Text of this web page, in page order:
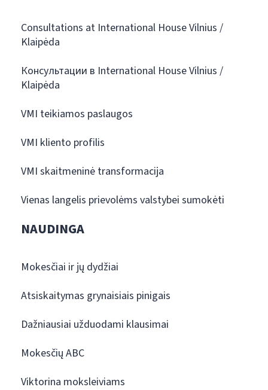
Consultations at International House Vilnius /
Klaipėda
Консультации в International House Vilnius /
Klaipėda
VMI teikiamos paslaugos
VMI kliento profilis
VMI skaitmeninė transformacija
Vienas langelis prievolėms valstybei sumokėti
NAUDINGA
Mokesčiai ir jų dydžiai
Atsiskaitymas grynaisiais pinigais
Dažniausiai užduodami klausimai
Mokesčių ABC
Viktorina moksleiviams